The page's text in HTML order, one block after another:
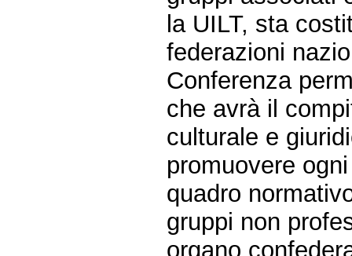
la UILT, sta
federazioni
Conferenza
che avrà il
culturale e
promuovere
quadro
gruppi non
organo